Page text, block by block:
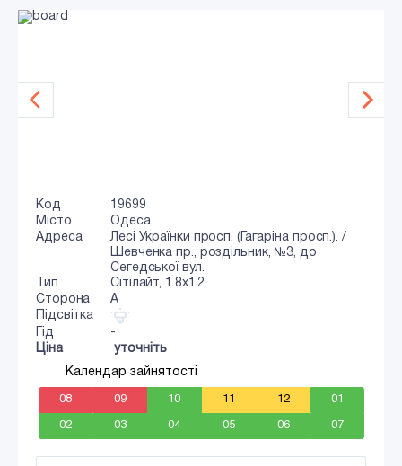
Код
19699
Місто
Одеса
Адреса
Лесі Українки просп. (Гагаріна просп.). /
Шевченка пр., роздільник, №3, до
Сегедської вул.
Тип
Сiтiлайт, 1.8x1.2
Сторона
A
Підсвітка
Гід
-
Ціна
уточніть
Календар зайнятості
08 09 10 11 12 01
02 03 04 05 06 07